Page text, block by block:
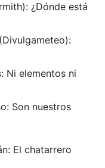
¿Dónde está
Ni elementos ni
Son nuestros
El chatarrero